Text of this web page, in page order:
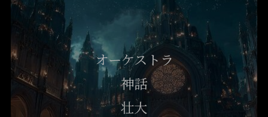
オーケストラ
神話
壮大